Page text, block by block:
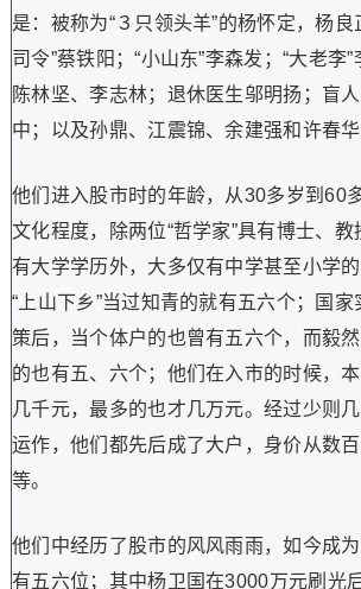
是：被称为“３只领头羊”的杨怀定，杨良
司令”蔡铁阳；“小山东”李森发；“大老李”
陈林坚、李志林；退休医生邬明扬；盲
中；以及孙鼎、江震锦、余建强和许春华
他们进入股市时的年龄，从30多岁到60
文化程度，除两位“哲学家”具有博士、
有大学学历外，大多仅有中学甚至小学
“上山下乡”当过知青的就有五六个；国家
策后，当个体户的也曾有五六个，而毅
的也有五、六个；他们在入市的时候，
几千元，最多的也才几万元。经过少则
运作，他们都先后成了大户，身价从数
等。
他们中经历了股市的风风雨雨，如今成为
有五六位；其中杨卫国在3000万元刷光